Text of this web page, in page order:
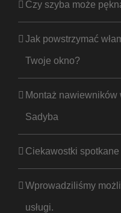
Czy szyba może
Jak powstrzymać
Twoje okno?
Montaż
Sadyba
Ciekawostki
Wprowadziliśmy
usługi.